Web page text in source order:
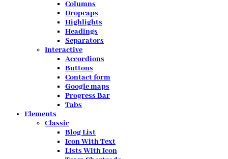
Columns
Dropcaps
Highlights
Headings
Separators
Interactive
Accordions
Buttons
Contact form
Google maps
Progress Bar
Tabs
Elements
Classic
Blog List
Icon With Text
Lists With Icon